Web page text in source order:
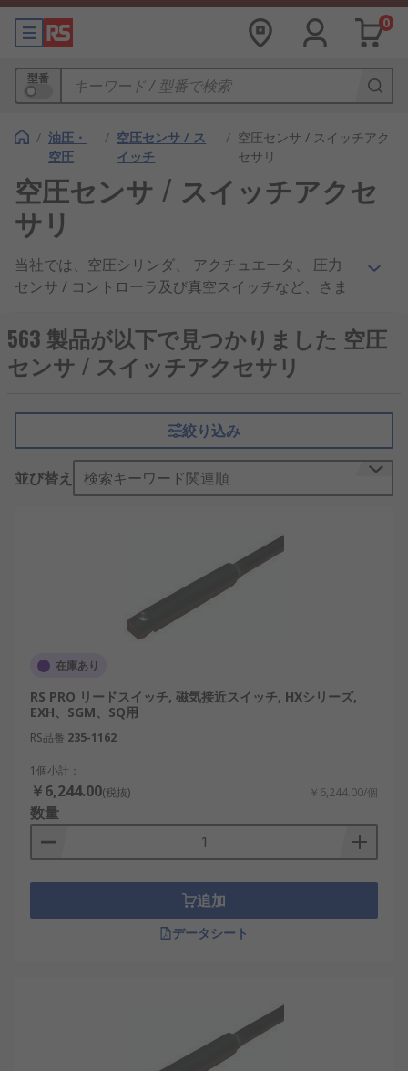
0
型番
/ 油圧・
空圧
/ 空圧センサ / ス
イッチ
/ 空圧センサ / スイッチアク
セサリ
空圧センサ / スイッチアクセ
サリ
当社では、空圧シリンダ、 アクチュエータ、 圧力
センサ / コントローラ及び真空スイッチなど、さま
イッチのアクセサリを広範に取り揃えています。当
社の空圧アクセサリはすべて高品質素材製で、さま
ざまな用途に適しています。
空圧センサとスイッチのアクセサリ及び継手によ
り、ホース、チューブ、パイプを含むさまざまな 空
圧システムコンポーネントを 繋げることができ、シ
ステム全体のスムーズな動作、 効率性、 安全性と
エネルギー消費を支援できます。当社の空圧駆動工
テムの用途に使用でき、電気タイプに代わる、コス
ト効果の高い安全な代替ソリューションを提供しま
アクセサリの種類:
取付け具 - シリンダ用ブラケット、 センサ取
付キット、 クレビスジョイント及びクリッ
プ、 シリンダ用クランプ、 センサ用の取り付
けキット
リードとケーブル - さまざまなコネクタタイプ
と長さ、 高流量、 ラバーシール、 プラグコネ
クタ、 接続ケーブル
スイッチ用のアダプタ
手
ロータリアクチュエータ用スイッチユニット
563 製品が以下で見つかりました 空圧
センサ / スイッチアクセサリ
絞り込み
並び替え 検索キーワード関連順
在庫あり
RS PRO リードスイッチ, 磁気接近スイッチ, HXシリーズ,
EXH、SGM、SQ用
RS品番 235-1162
1個小計：
￥6,244.00(税抜) ￥6,244.00/個
数量
追加
データシート